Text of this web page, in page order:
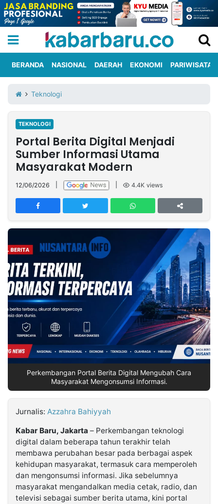
Iklan
Berita
Kami
Nasional
International
Olahraga
Entertainment
Daerah
Pariwisata
Kuliner
Kolom
Network
PT
TREETAN
INDONESIA
Partner
Insight
NTB
Suara
Time
Lens
IDN
Daily
Jogja
Jalan
Rakyat
Idealita
News
Kita
Notice
Dinamikapost.com
Radar
Baru
Seedbacklink
Kabarbaru
Kabarbaru.co
2026
BERANDA NASIONAL DAERAH EKONOMI PARIWISATA
Teknologi
TEKNOLOGI
Portal Berita Digital Menjadi
Sumber Informasi Utama
Masyarakat Modern
12/06/2026 4.4K views
Perkembangan Portal Berita Digital Mengubah Cara
Masyarakat Mengonsumsi Informasi.
Jurnalis: Azzahra Bahiyyah
Kabar Baru, Jakarta – Perkembangan teknologi
digital dalam beberapa tahun terakhir telah
membawa perubahan besar pada berbagai aspek
kehidupan masyarakat, termasuk cara memperoleh
dan mengonsumsi informasi. Jika sebelumnya
masyarakat mengandalkan media cetak, radio, dan
televisi sebagai sumber berita utama, kini portal